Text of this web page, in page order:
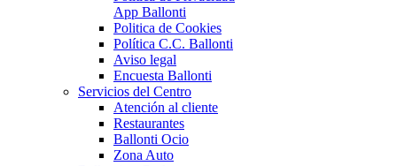
App Ballonti
Politica de Cookies
Política C.C. Ballonti
Aviso legal
Encuesta Ballonti
Servicios del Centro
Atención al cliente
Restaurantes
Ballonti Ocio
Zona Auto